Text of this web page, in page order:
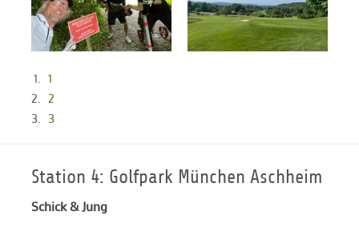
1
2
3
Station 4: Golfpark München Aschheim
Schick & Jung